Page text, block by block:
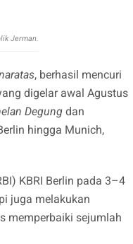
Jerman.
, berhasil mencuri
digelar awal Agustus
Degung dan
hingga Munich,
KBRI Berlin pada 3–4
juga melakukan
memperbaiki sejumlah